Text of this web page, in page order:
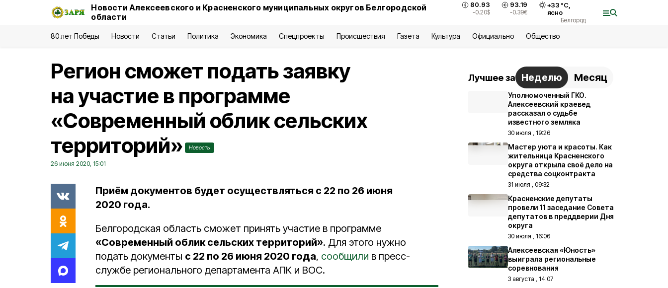
Новости Алексеевского и Красненского муниципальных округов Белгородской
области
80.93
-0.20$
93.19
-0.39€
+33 °С,
ясно
Белгород
80 лет Победы Новости Статьи Политика Экономика Спецпроекты Происшествия Газета Культура Официально Общество
Регион сможет подать заявку
на участие в программе
«Современный облик сельских
территорий»
Новость
26 июня 2020, 15:01
Приём документов будет осуществляться с 22 по 26 июня
2020 года.
Белгородская область сможет принять участие в программе
«Современный облик сельских территорий». Для этого нужно
подать документы с 22 по 26 июня 2020 года, сообщили в пресс-
службе регионального департамента АПК и ВОС.
Лучшее за Неделю Месяц
Уполномоченный ГКО.
Алексеевский краевед
рассказал о судьбе
известного земляка
30 июля , 19:26
Мастер уюта и красоты. Как
жительница Красненского
округа открыла своё дело на
средства соцконтракта
31 июля , 09:32
Красненские депутаты
провели 11 заседание Совета
депутатов в преддверии Дня
округа
30 июля , 16:06
Алексеевская «Юность»
выиграла региональные
соревнования
3 августа , 14:07